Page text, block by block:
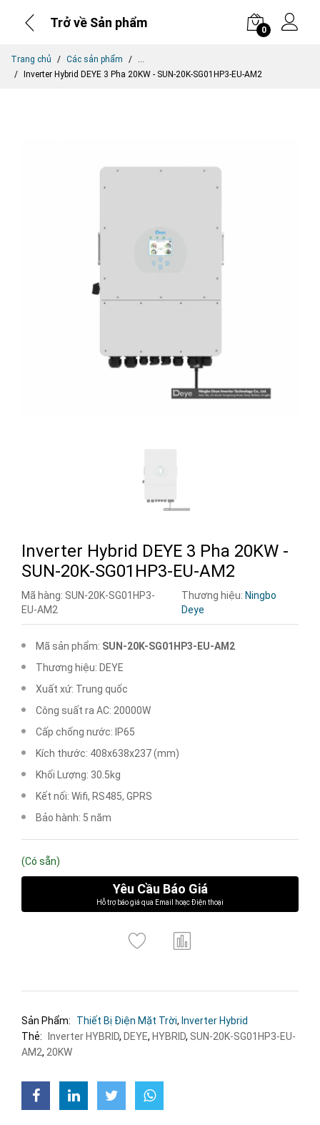
Trở về Sản phẩm
0
Trang chủ Các sản phẩm
...
Inverter Hybrid DEYE 3 Pha 20KW - SUN-20K-SG01HP3-EU-AM2
Inverter Hybrid DEYE 3 Pha 20KW -
SUN-20K-SG01HP3-EU-AM2
Mã hàng: SUN-20K-SG01HP3-
EU-AM2
Thương hiệu: Ningbo
Deye
Mã sản phẩm: SUN-20K-SG01HP3-EU-AM2
Thương hiệu: DEYE
Xuất xứ: Trung quốc
Công suất ra AC: 20000W
Cấp chống nước: IP65
Kích thước: 408x638x237 (mm)
Khối Lượng: 30.5kg
Kết nối: Wifi, RS485, GPRS
Bảo hành: 5 năm
(Có sẵn)
Yêu Cầu Báo Giá
Hỗ trợ báo giá qua Email hoạc Điện thoại
Sản Phẩm: Thiết Bị Điện Mặt Trời, Inverter Hybrid
Thẻ:
Inverter HYBRID, DEYE, HYBRID, SUN-20K-SG01HP3-EU-
AM2, 20KW